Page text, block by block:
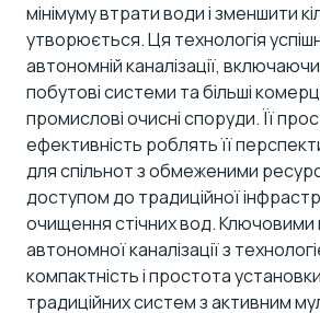
мінімуму втрати води і зменшити
утворюється. Ця технологія
автономній каналізації,
побутові системи та більші
промислові очисні споруди. Її
ефективність роблять її
для спільнот з обмеженими
доступом до традиційної
очищення стічних вод.
автономної каналізації з
компактність і простота
традиційних систем з активним